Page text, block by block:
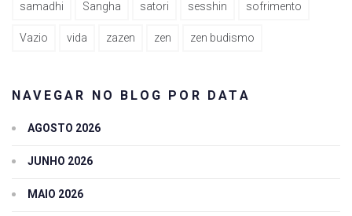
samadhi Sangha satori sesshin sofrimento
Vazio vida zazen zen zen budismo
NAVEGAR NO BLOG POR DATA
AGOSTO 2026
JUNHO 2026
MAIO 2026